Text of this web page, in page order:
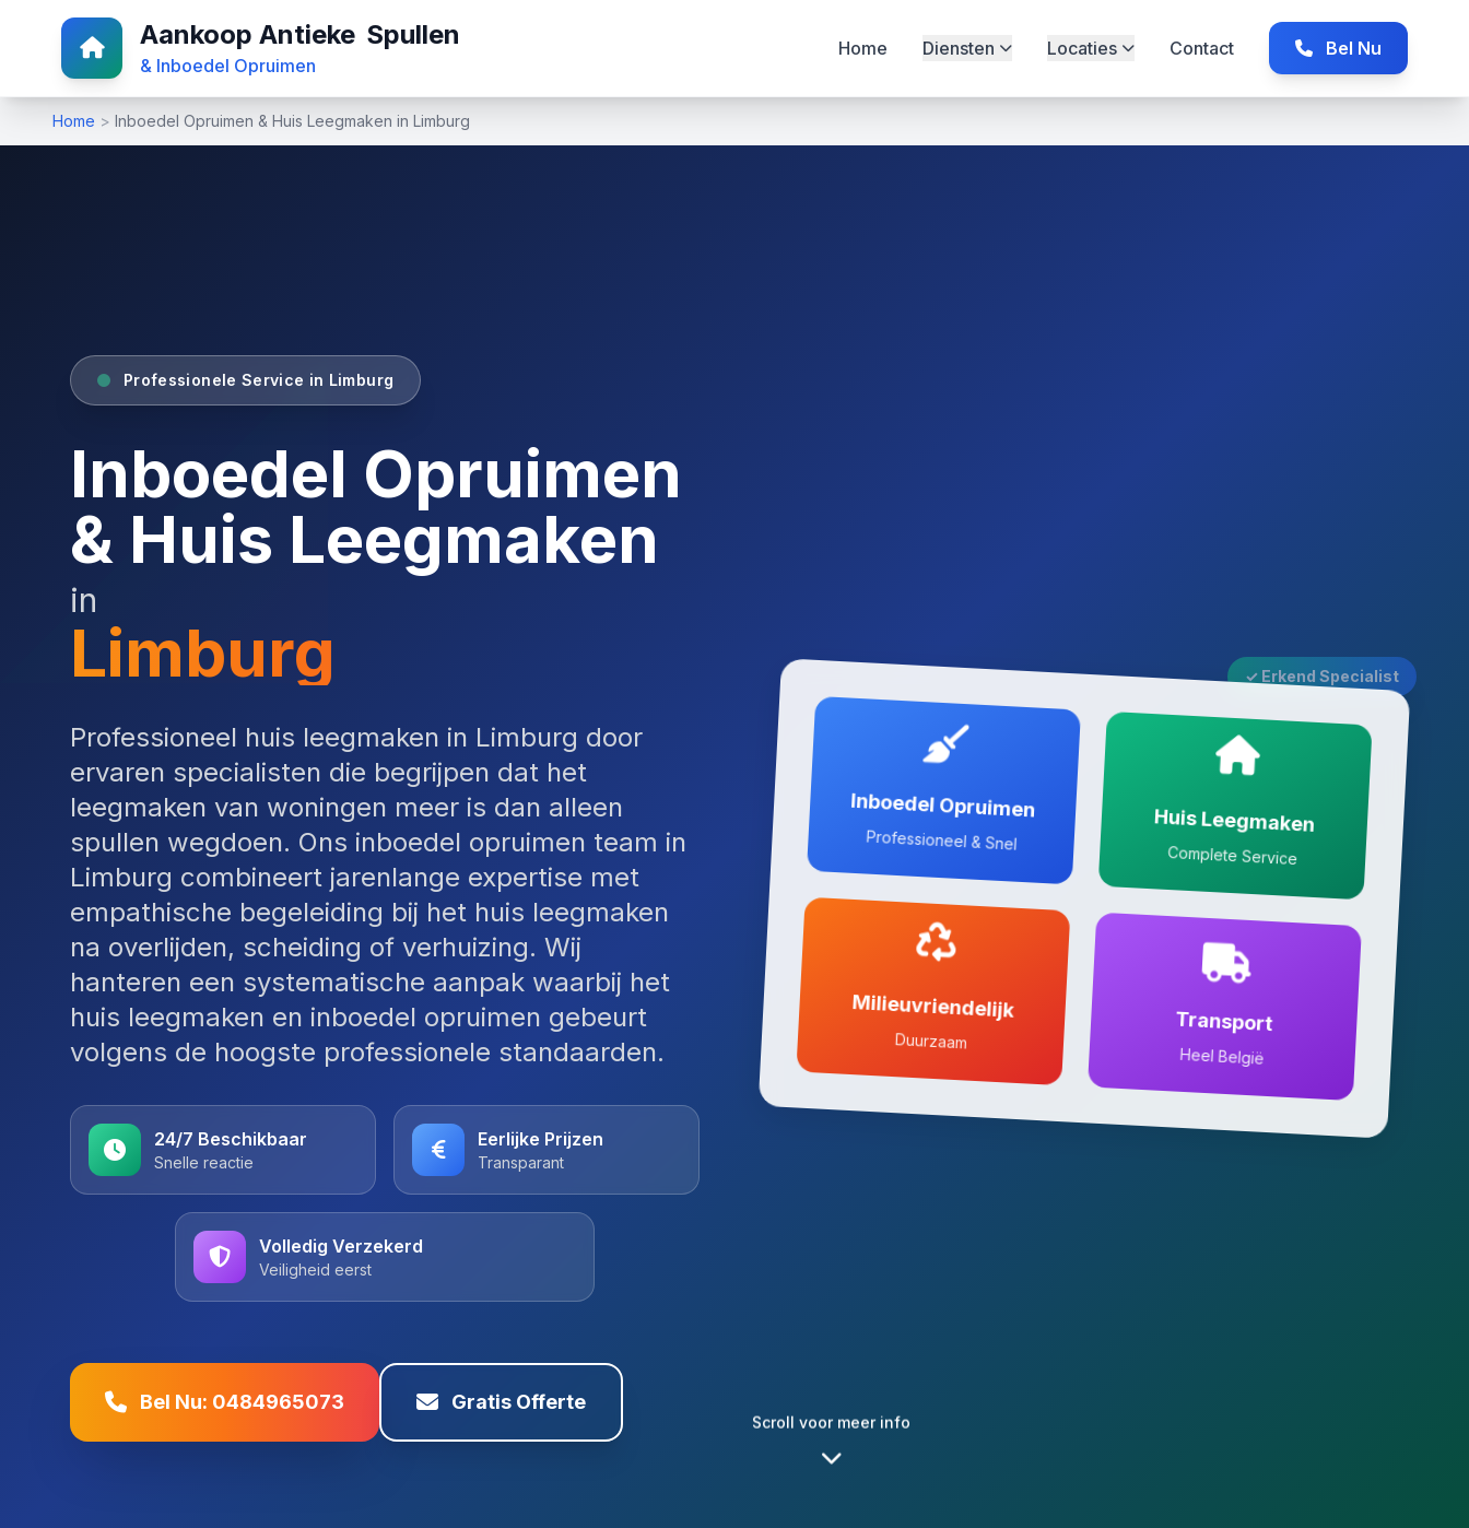
Aankoop Antieke Spullen
& Inboedel Opruimen
Home Diensten Locaties Contact Bel Nu
Home > Inboedel Opruimen & Huis Leegmaken in Limburg
Professionele Service in Limburg
Inboedel Opruimen
& Huis Leegmaken
in
Limburg
Professioneel huis leegmaken in Limburg door
ervaren specialisten die begrijpen dat het
leegmaken van woningen meer is dan alleen
spullen wegdoen. Ons inboedel opruimen team in
Limburg combineert jarenlange expertise met
empathische begeleiding bij het huis leegmaken
na overlijden, scheiding of verhuizing. Wij
hanteren een systematische aanpak waarbij het
huis leegmaken en inboedel opruimen gebeurt
volgens de hoogste professionele standaarden.
24/7 Beschikbaar
Snelle reactie
Eerlijke Prijzen
Transparant
Volledig Verzekerd
Veiligheid eerst
Bel Nu: 0484965073 Gratis Offerte
Inboedel Opruimen
Professioneel & Snel
Huis Leegmaken
Complete Service
Milieuvriendelijk
Duurzaam
Transport
Heel België
✓ Erkend Specialist
Scroll voor meer info